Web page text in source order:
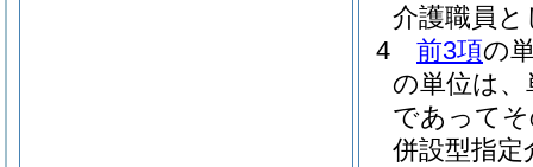
介護職員
4
前3項の
の単位は、
であって
併設型指定